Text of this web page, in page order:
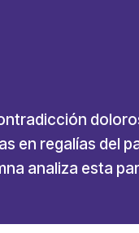
en regalías del
analiza esta